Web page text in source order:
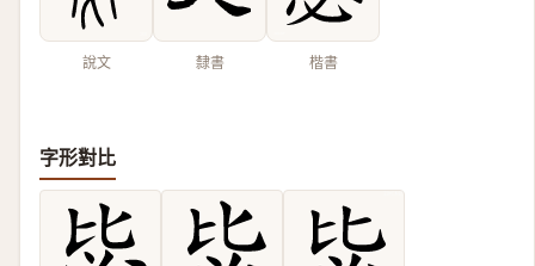
說文 隸書 楷書
字形對比